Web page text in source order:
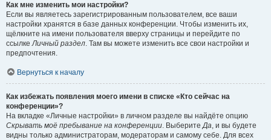
Как мне изменить мои настройки?
Если вы являетесь зарегистрированным пользователем, все ваши
настройки хранятся в базе данных конференции. Чтобы изменить их,
щёлкните на имени пользователя вверху страницы и перейдите по
ссылкеЛичный раздел. Там вы можете изменить все свои настройки и
предпочтения.
Вернуться к началу
Как избежать появления моего имени в списке «Кто сейчас на
конференции»?
На вкладке «Личные настройки» в личном разделе вы найдёте опцию
Скрывать моё пребывание на конференции. ВыберитеДа, и вы будете
видны только администраторам, модераторам и самому себе. Для всех